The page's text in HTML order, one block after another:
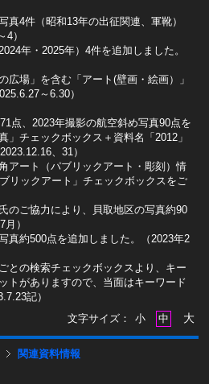
真4件（昭和13年の出征関連、軍靴）
）
年・2025年）4件を追加しました。
広場」を含む「アート(壁画・絵画）」
～6.30）
点、2023年撮影の航空斜め写真90点を
」チェックボックス＋資料名「2012」
、31）
アート（パブリックアート・彫刻）情
リックアート」チェックボックスをご
のご協力により、貝取地区の写真約90
）
真約500点を追加しました。（2023年2
との検索チェックボックスより、キー
トがありますので、当面はキーワード
記）
文字サイズ：
小 中 大
関連資料情報